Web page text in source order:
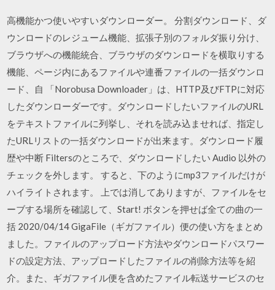
高機能かつ使いやすいダウンローダー。 分割ダウンロード、ダ
ウンロードのレジューム機能、拡張子別のフォルダ振り分け、
ブラウザへの機能統合、ブラウザのダウンロードを横取りする
機能、ページ内にあるファイルや連番ファイルの一括ダウンロ
ード、自 「Norobusa Downloader」は、HTTP及びFTPに対応
したダウンローダーです。ダウンロードしたいファイルのURL
をテキストファイルに列挙し、それを読み込ませれば、指定し
たURLリストの一括ダウンロードが出来ます。ダウンロード履
歴や中断 Filtersのところで、ダウンロードしたい Audio 以外の
チェックを外します。 すると、下のようにmp3ファイルだけが
ハイライトされます。 上では消してありますが、ファイルをセ
ーブする場所を確認して、Start! ボタンを押せば全ての曲の一
括 2020/04/14 GigaFile（ギガファイル）便の使い方をまとめ
ました。ファイルのアップロード方法やダウンロードパスワー
ドの設定方法、アップロードしたファイルの削除方法等を紹
介。また、ギガファイル便を含めたファイル転送サービスのセ